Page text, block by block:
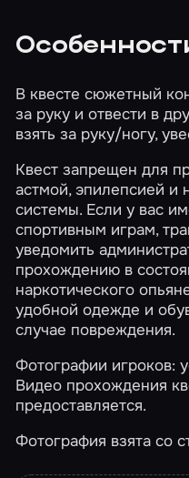
В квесте сюжетный
за руку и отвести в
взять за руку/ногу,
Квест запрещен для
астмой, эпилепсией и
системы. Если у вас
спортивным играм,
уведомить
прохождению в
наркотического
удобной одежде и
случае повреждения.
Фотографии игроков:
Видео прохождения
предоставляется.
Фотография взята со